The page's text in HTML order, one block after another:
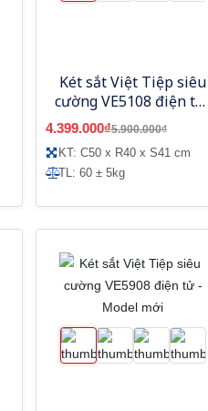
Két sắt Việt Tiệp siêu
cường VE5108 điện tử-
model mới
4.399.000₫5.900.000₫
KT: C50 x R40 x S41 cm
TL: 60 ± 5kg